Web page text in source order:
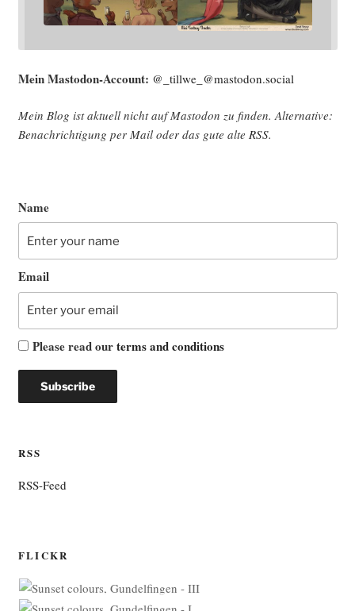
Mein Mast­o­don-Account: @_tillwe_@mastodon.social
Mein Blog ist aktu­ell nicht auf Mast­o­don zu fin­den. Alter­na­ti­ve:
Benach­rich­ti­gung per Mail oder das gute alte RSS.
Name
Email
Please read ourterms and conditions
RSS
RSS-Feed
FLICKR